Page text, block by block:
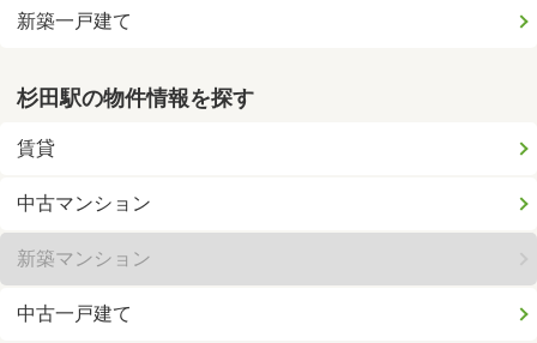
新築一戸建て
杉田駅の物件情報を探す
賃貸
中古マンション
新築マンション
中古一戸建て